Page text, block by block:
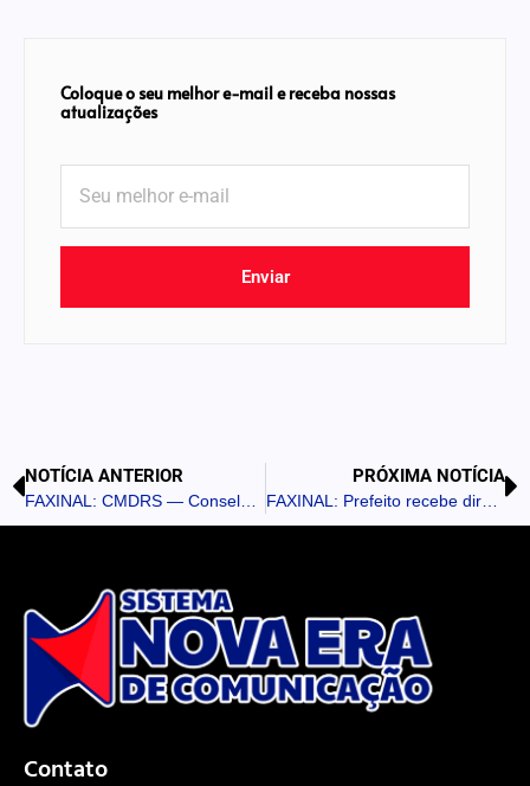
Coloque o seu melhor e-mail e receba nossas
atualizações
Enviar
NOTÍCIA ANTERIOR PRÓXIMA NOTÍCIA
FAXINAL: Prefeito recebe diretoria da Associação Comercial e Empresarial
Contato